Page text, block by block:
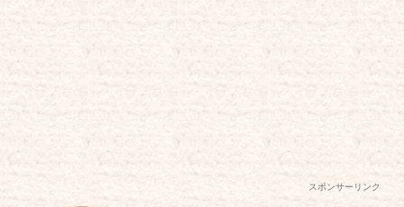
スポンサーリンク